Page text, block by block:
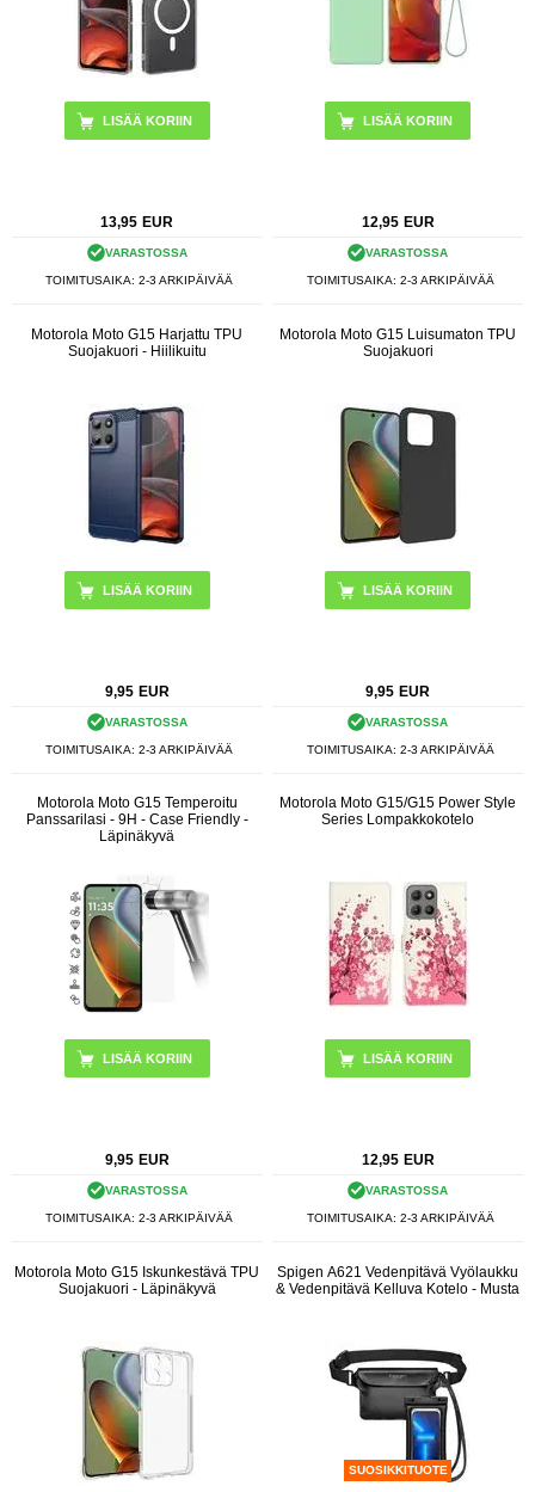
13,95 EUR
VARASTOSSA
TOIMITUSAIKA: 2-3 ARKIPÄIVÄÄ
LISÄÄ KORIIN
12,95 EUR
VARASTOSSA
TOIMITUSAIKA: 2-3 ARKIPÄIVÄÄ
Motorola Moto G15 Harjattu TPU
Suojakuori - Hiilikuitu
LISÄÄ KORIIN
9,95 EUR
VARASTOSSA
TOIMITUSAIKA: 2-3 ARKIPÄIVÄÄ
Motorola Moto G15 Luisumaton TPU
Suojakuori
LISÄÄ KORIIN
9,95 EUR
VARASTOSSA
TOIMITUSAIKA: 2-3 ARKIPÄIVÄÄ
Motorola Moto G15 Temperoitu
Panssarilasi - 9H - Case Friendly -
Läpinäkyvä
9,95 EUR
VARASTOSSA
TOIMITUSAIKA: 2-3 ARKIPÄIVÄÄ
Motorola Moto G15/G15 Power Style
Series Lompakkokotelo
LISÄÄ KORIIN
12,95 EUR
VARASTOSSA
TOIMITUSAIKA: 2-3 ARKIPÄIVÄÄ
Motorola Moto G15 Iskunkestävä TPU
Suojakuori - Läpinäkyvä
Spigen A621 Vedenpitävä Vyölaukku
& Vedenpitävä Kelluva Kotelo - Musta
SUOSIKKITUOTE